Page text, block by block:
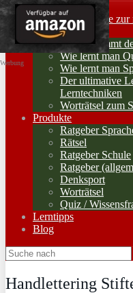
Home
Lernerfolge: Wege zur
Lernstrategien
Woher kommt
Wie lernt man
Wie lernt man
Der ultimative
Lerntechniken
Worträtsel zum
Produkte
Ratgeber
Rätsel
Ratgeber Schule
Ratgeber
Denksport
Worträtsel
Quiz /
Lerntipps
Blog
Handlettering
Werbung